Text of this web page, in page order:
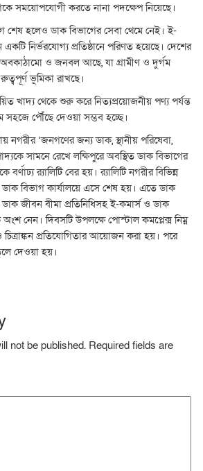
সময়োপযোগী করতে নানা পদক্ষেপ নিয়েছে।
শেষ হলেও ডাক বিভাগের সেবা থেমে নেই। ই-
নির্ভরযোগ্য প্রতিষ্ঠানে পরিণত হয়েছে। দেশের
অবকাঠামো ও জনবল আছে, যা গ্রামীণ ও দুর্গম
ভূমিকা রাখছে।
খাদ্য থেকে শুরু করে নিত্যপ্রয়োজনীয় পণ্য পর্যন্ত
সহজে পৌঁছে দেওয়া সম্ভব হচ্ছে।
‘জনগণের জন্য ডাক, স্থানীয় পরিষেবা,
সামনে রেখে লক্ষিপুরে অবস্থিত ডাক বিভাগের
র‍্যালিটি বের হয়। র‍্যালিটি নগরীর বিভিন্ন
বিভাগ কার্যালয়ে এসে শেষ হয়। এতে ডাক
ডাক জীবন বীমা প্রতিনিধিসহ ই-কমার্স ও ডাক
অংশ নেন। দিবসটি উপলক্ষে পোস্টাল কমপ্লেক্স নিম্ন
চিত্রাঙ্কন প্রতিযোগিতার আয়োজন করা হয়। পরে
দেওয়া হয়।
not be published. Required fields are